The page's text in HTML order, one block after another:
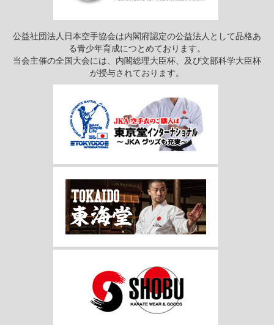
公益社団法人日本空手協会は内閣府認定の公益法人として品格あ
る青少年育成につとめております。
当会主催の全国大会には、内閣総理大臣杯、及び文部科学大臣杯
が授与されております。